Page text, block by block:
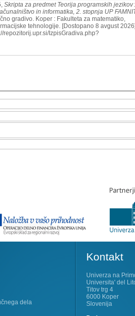
Skripta za predmet Teorija programskih jezikov :
in informatika, 2. stopnja UP
gradivo. Koper : Fakulteta za matematiko,
tehnologije. [Dostopano 8 avgust
repozitorij.upr.si/IzpisGradiva.php?
dela
Kontakt
Univerza na
Universita' del
Titov trg 4
6000 Koper
Slovenija